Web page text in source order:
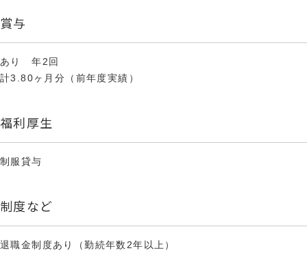
賞与
あり 年2回
計3.80ヶ月分（前年度実績）
福利厚生
制服貸与
制度など
退職金制度あり（勤続年数2年以上）